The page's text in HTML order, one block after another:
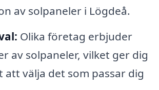
av solpaneler i Lögdeå.
Olika företag erbjuder
av solpaneler, vilket ger dig
att välja det som passar dig